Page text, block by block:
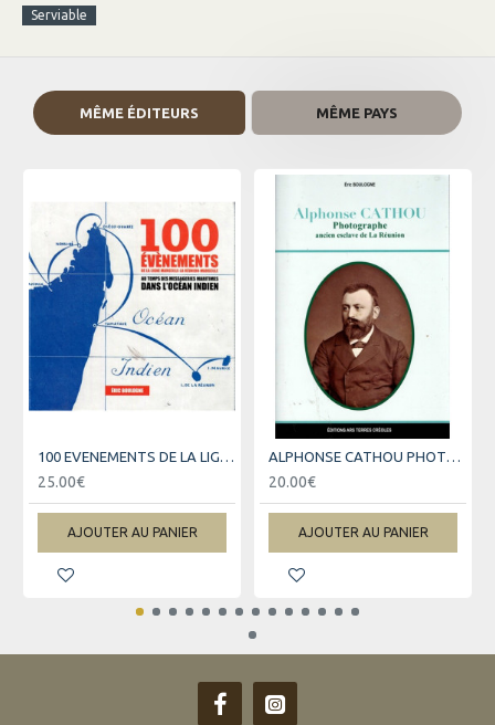
Serviable
MÊME ÉDITEURS MÊME PAYS
100 EVENEMENTS DE LA LIGNE LA REUNION-MARSEILLE
25.00€
AJOUTER AU PANIER
ALPHONSE CATHOU PHOTOGRAPHE - ANCIEN ESCLAVE DE LA REUNION
20.00€
AJOUTER AU PANIER